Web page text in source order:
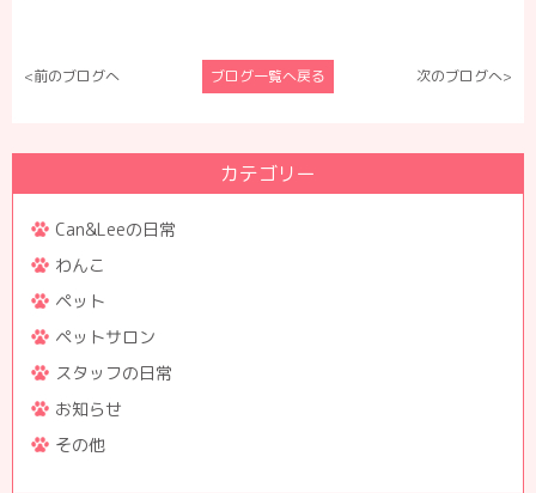
<前のブログへ ブログ一覧へ戻る 次のブログへ>
カテゴリー
Can&Leeの日常
わんこ
ペット
ペットサロン
スタッフの日常
お知らせ
その他